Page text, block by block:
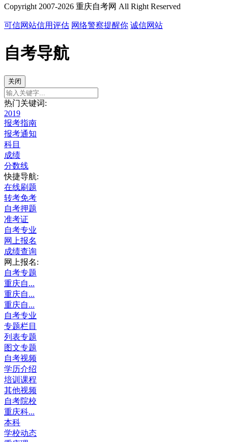
Copyright 2007-2026 重庆自考网 All Right Reserved
可信网站信用评估 网络警察提醒你 诚信网站
自考导航
关闭
热门关键词:
2019
报考指南
报考通知
科目
成绩
分数线
快捷导航:
在线刷题
转考免考
自考押题
准考证
自考专业
网上报名
成绩查询
网上报名:
自考专题
重庆自...
重庆自...
重庆自...
自考专业
专题栏目
列表专题
图文专题
自考视频
学历介绍
培训课程
其他视频
自考院校
重庆科...
本科
学校动态